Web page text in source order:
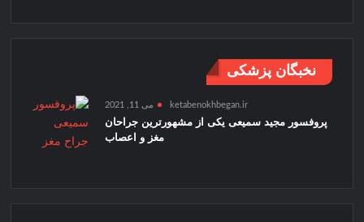
نخبگان پزشکی
ketabenokhbegan.ir می 11, 2021
پروفسور مجید سمیعی یکی از مشهورترین جراحان
مغز و اعصاب